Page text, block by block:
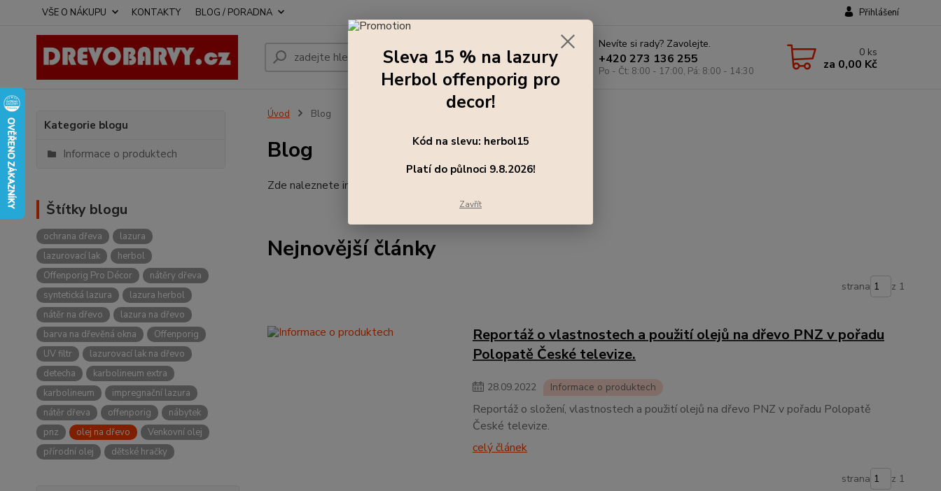
VŠE O NÁKUPU KONTAKTY BLOG / PORADNA Přihlášení
Hledat
Nevíte si rady? Zavolejte.
+420 273 136 255
Po - Čt: 8:00 - 17:00, Pá: 8:00 - 14:30
0 ks
za 0,00 Kč
Kategorie blogu
Informace o produktech
Štítky blogu
ochrana dřeva
lazura
lazurovací lak
herbol
Offenporig Pro Décor
nátěry dřeva
syntetická lazura
lazura herbol
nátěr na dřevo
lazura na dřevo
barva na dřevěná okna
Offenporig
UV filtr
lazurovací lak na dřevo
detecha
karbolineum extra
karbolineum
impregnační lazura
nátěr dřeva
offenporig
nábytek
pnz
olej na dřevo
Venkovní olej
přírodní olej
dětské hračky
Úvod Blog
Blog
Zde naleznete informace a zajímavosti o ochraně a nátěrech dřeva.
Nejnovější články
strana z 1
Reportáž o vlastnostech a použití olejů na dřevo PNZ v pořadu
Polopatě České televize.
28.09.2022 Informace o produktech
Reportáž o složení, vlastnostech a použití olejů na dřevo PNZ v pořadu Polopatě
České televize.
celý článek
strana z 1
Sleva 15 % na lazury
Herbol offenporig pro
decor!
Kód na slevu: herbol15
Platí do půlnoci 9.8.2026!
Zavřít